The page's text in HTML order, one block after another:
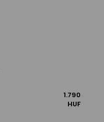
1.790
HUF